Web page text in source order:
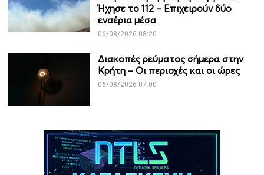
Ήχησε το 112 – Επιχειρούν δύο
εναέρια μέσα
06/08/2026 08:20
Διακοπές ρεύματος σήμερα στην
Κρήτη – Οι περιοχές και οι ώρες
06/08/2026 07:00